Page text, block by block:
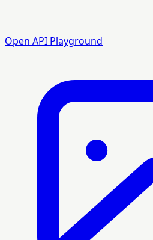
Open API Playground